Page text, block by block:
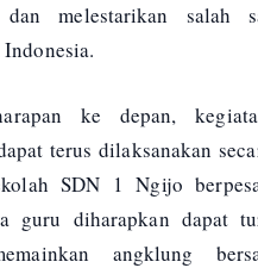
dan melestarikan salah
ke depan,
terus dilaksanakan
SDN 1 Ngijo
guru diharapkan dapat
angklung